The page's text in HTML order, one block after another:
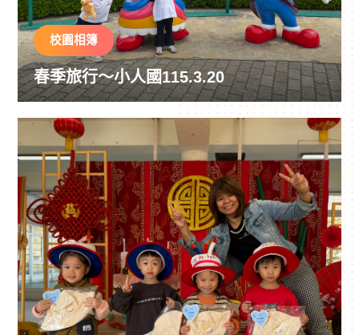
校園相簿
春季旅行～小人國115.3.20